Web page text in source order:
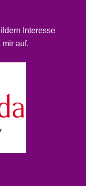
Interesse
auf.